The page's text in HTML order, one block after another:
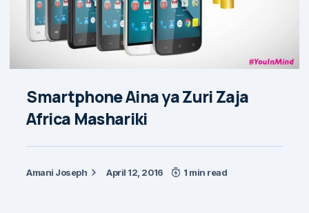
Smartphone Aina ya Zuri Zaja
Africa Mashariki
Amani Joseph April 12, 2016 1 min read